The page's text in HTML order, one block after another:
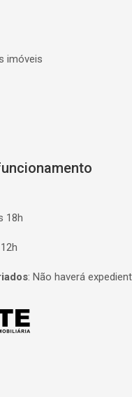
imóveis
18h
: Não haverá